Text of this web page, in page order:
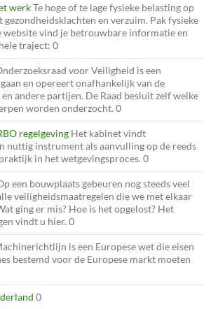
werkTe hoge of te lage fysieke belasting op
en verzuim. Pak fysieke
website vind je betrouwbare informatie en
traject: 0
voor Veiligheid is een
en opereert onafhankelijk van de
andere partijen. De Raad besluit zelf welke
worden onderzocht. 0
regelgeving Het kabinet vindt
nuttig instrument als aanvulling op de reeds
in het wetgevingsproces. 0
een bouwplaats gebeuren nog steeds veel
veiligheidsmaatregelen die we met elkaar
ging er mis? Hoe is het opgelost? Het
vindt u hier. 0
is een Europese wet die eisen
bestemd voor de Europese markt moeten
0